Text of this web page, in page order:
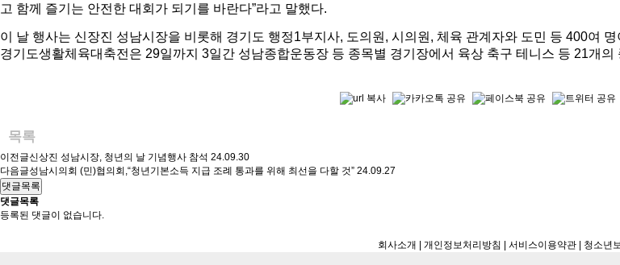
고 함께 즐기는 안전한 대회가 되기를 바란다”라고 말했다.
이 날 행사는 신장진 성남시장을 비롯해 경기도 행정1부지사, 도의원, 시의원, 체육 관계자와 도민 등 400여
경기도생활체육대축전은 29일까지 3일간 성남종합운동장 등 종목별 경기장에서 육상 축구 테니스 등 21개
목록
이전글신상진 성남시장, 청년의 날 기념행사 참석 24.09.30
다음글성남시의회 (민)협의회,“청년기본소득 지급 조례 통과를 위해 최선을 다할 것” 24.09.27
댓글목록
댓글목록
등록된 댓글이 없습니다.
회사소개 | 개인정보처리방침 | 서비스이용약관 | 청소년